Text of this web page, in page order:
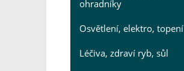
ohradníky
Osvětlení, elektro, topení
Léčiva, zdraví ryb, sůl